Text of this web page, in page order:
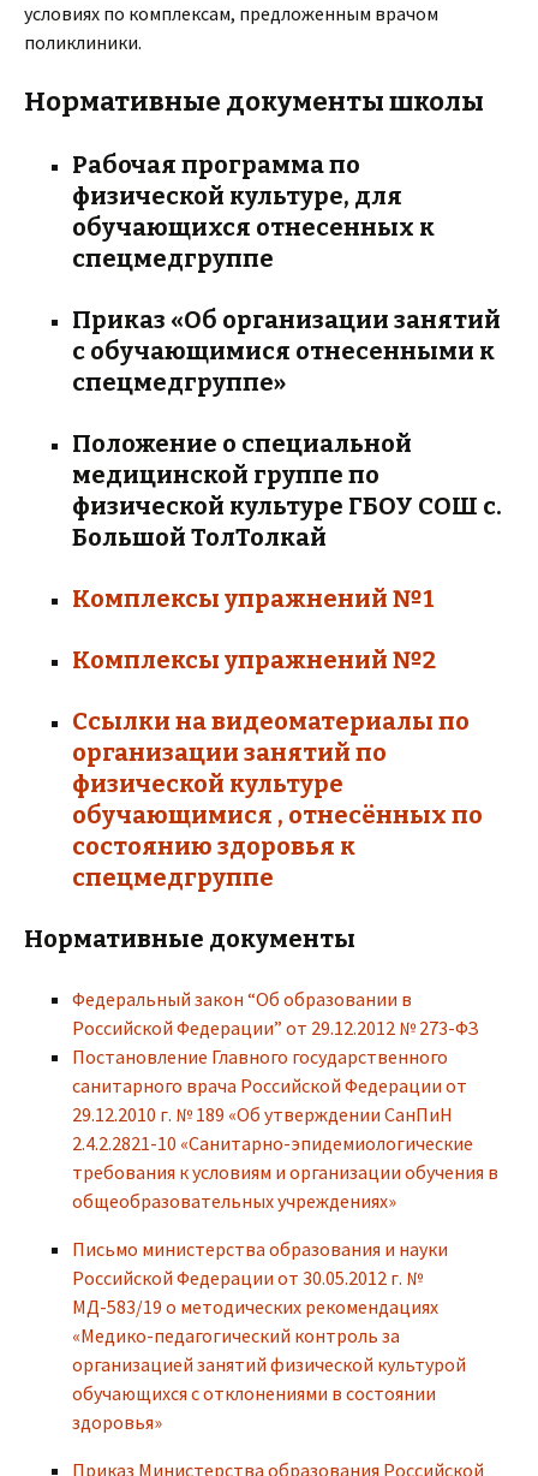
условиях по комплексам, предложенным врачом
поликлиники.
Нормативные документы школы
Рабочая программа по
физической культуре, для
обучающихся отнесенных к
спецмедгруппе
Приказ «Об организации занятий
с обучающимися отнесенными к
спецмедгруппе»
Положение о специальной
медицинской группе по
физической культуре ГБОУ СОШ с.
Большой ТолТолкай
Комплексы упражнений №1
Комплексы упражнений №2
Ссылки на видеоматериалы по
организации занятий по
физической культуре
обучающимися , отнесённых по
состоянию здоровья к
спецмедгруппе
Нормативные документы
Федеральный закон “Об образовании в
Российской Федерации” от 29.12.2012 № 273-ФЗ
Постановление Главного государственного
санитарного врача Российской Федерации от
29.12.2010 г. № 189 «Об утверждении СанПиН
2.4.2.2821-10 «Санитарно-эпидемиологические
требования к условиям и организации обучения в
общеобразовательных учреждениях»
Письмо министерства образования и науки
Российской Федерации от 30.05.2012 г. №
МД-583/19 о методических рекомендациях
«Медико-педагогический контроль за
организацией занятий физической культурой
обучающихся с отклонениями в состоянии
здоровья»
Приказ Министерства образования Российской